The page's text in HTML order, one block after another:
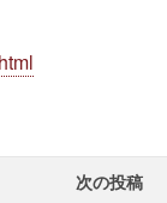
次の投稿